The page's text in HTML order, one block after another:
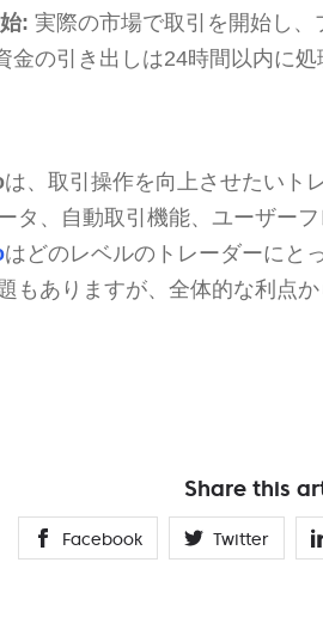
: 実際の市場で取引を開始し、
金の引き出しは24時間以内に処
は、取引操作を向上させたいト
タ、自動取引機能、ユーザー
はどのレベルのトレーダーにと
もありますが、全体的な利点
Share this
Facebook Twitter